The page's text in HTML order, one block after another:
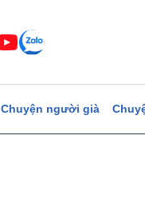
Chuyện người già